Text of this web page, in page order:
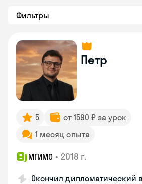
Фильтры
Петр
5
от 1590 ₽ за урок
1 месяц опыта
МГИМО • 2018 г.
Окончил дипломатический